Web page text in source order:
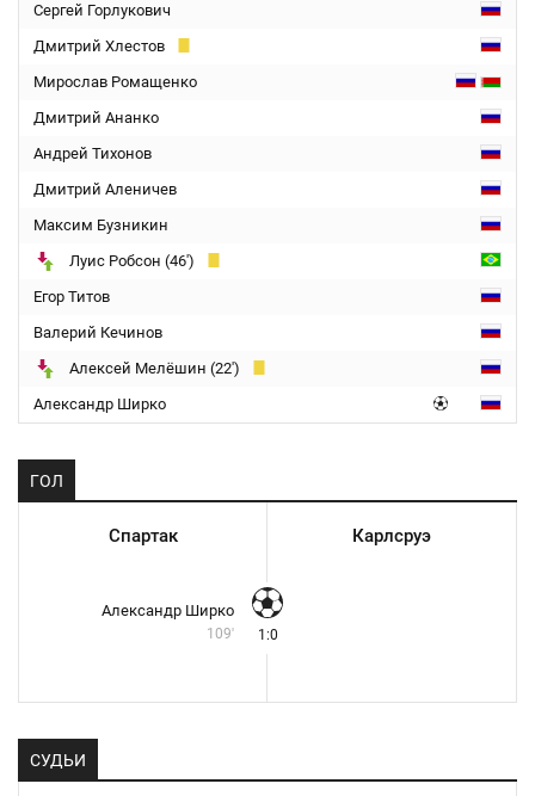
Сергей Горлукович
Дмитрий Хлестов
Мирослав Ромащенко
Дмитрий Ананко
Андрей Тихонов
Дмитрий Аленичев
Максим Бузникин
Луис Робсон (46')
Егор Титов
Валерий Кечинов
Алексей Мелёшин (22')
Александр Ширко
ГОЛ
Спартак Карлсруэ
Александр Ширко
109' 1:0
СУДЬИ